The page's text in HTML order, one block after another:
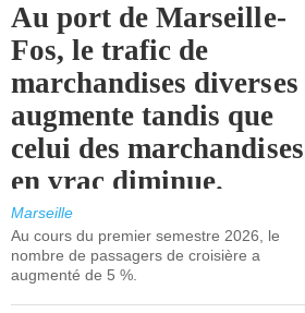
Au port de Marseille-
Fos, le trafic de
marchandises diverses
augmente tandis que
celui des marchandises
en vrac diminue.
Marseille
Au cours du premier semestre 2026, le
nombre de passagers de croisière a
augmenté de 5 %.